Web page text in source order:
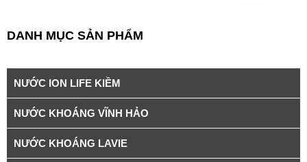
DANH MỤC SẢN PHẨM
NƯỚC ION LIFE KIỀM
NƯỚC KHOÁNG VĨNH HẢO
NƯỚC KHOÁNG LAVIE